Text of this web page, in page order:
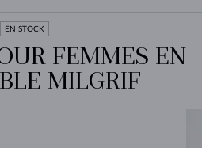
EN STOCK
FEMMES EN
MILGRIF